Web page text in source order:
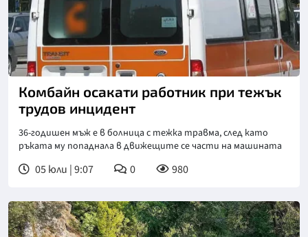
Снимка: БГНЕС
Комбайн осакати работник при тежък
трудов инцидент
36-годишен мъж е в болница с тежка травма, след като
ръката му попаднала в движещите се части на машината
05 юли | 9:07 0 980